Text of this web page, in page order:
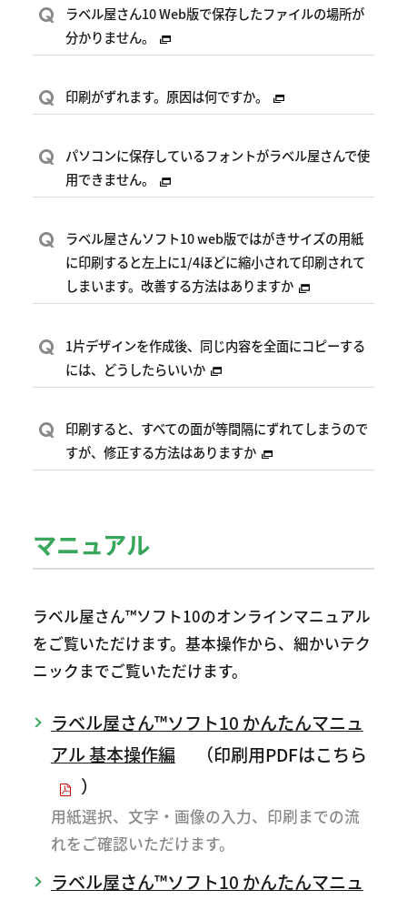
Q
ラベル屋さん10 Web版で保存したファイルの場所が
分かりません。
Q 印刷がずれます。原因は何ですか。
Q
パソコンに保存しているフォントがラベル屋さんで使
用できません。
Q
ラベル屋さんソフト10 web版ではがきサイズの用紙
に印刷すると左上に1/4ほどに縮小されて印刷されて
しまいます。改善する方法はありますか
Q
1片デザインを作成後、同じ内容を全面にコピーする
には、どうしたらいいか
Q
印刷すると、すべての面が等間隔にずれてしまうので
すが、修正する方法はありますか
マニュアル
ラベル屋さん™ソフト10のオンラインマニュアル
をご覧いただけます。基本操作から、細かいテク
ニックまでご覧いただけます。
ラベル屋さん™ソフト10 かんたんマニュ
アル 基本操作編 （印刷用PDFはこちら
）
用紙選択、文字・画像の入力、印刷までの流
れをご確認いただけます。
ラベル屋さん™ソフト10 かんたんマニュ